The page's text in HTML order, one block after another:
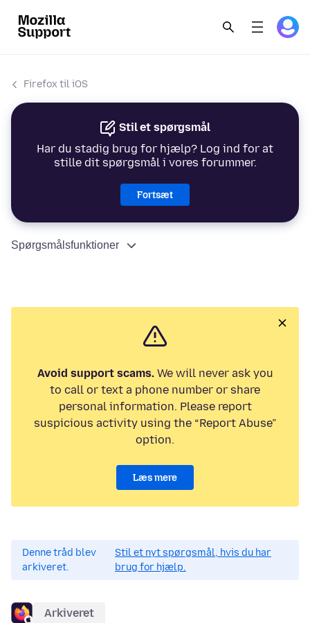
Firefox til iOS
Stil et spørgsmål
Har du stadig brug for hjælp? Log ind for at
stille dit spørgsmål i vores forummer.
Fortsæt
Spørgsmålsfunktioner
Avoid support scams.We will never ask you
to call or text a phone number or share
personal information. Please report
suspicious activity using the “Report Abuse”
option.
Læs mere
Denne tråd blev
arkiveret.
Stil et nyt spørgsmål, hvis du har
brug for hjælp.
Arkiveret